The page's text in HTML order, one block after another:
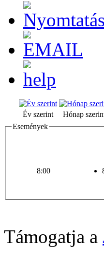
Év szerint Hónap
Események
8:00
Támogatja a